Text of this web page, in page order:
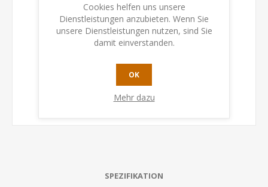
KAUFEN
SPEZIFIKATION
Cookies helfen uns unsere
Dienstleistungen anzubieten. Wenn Sie
unsere Dienstleistungen nutzen, sind Sie
damit einverstanden.
OK
Mehr dazu